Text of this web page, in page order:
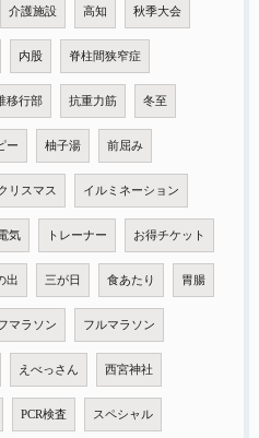
介護施設 高知 秋季大会
内股 脊柱間狭窄症
移行部 抗重力筋 冬至
ー 柚子湯 前屈み
リスマス イルミネーション
気 トレーナー お得チケット
出 三が日 食あたり 胃腸
マラソン フルマラソン
えべっさん 西宮神社
PCR検査 スペシャル